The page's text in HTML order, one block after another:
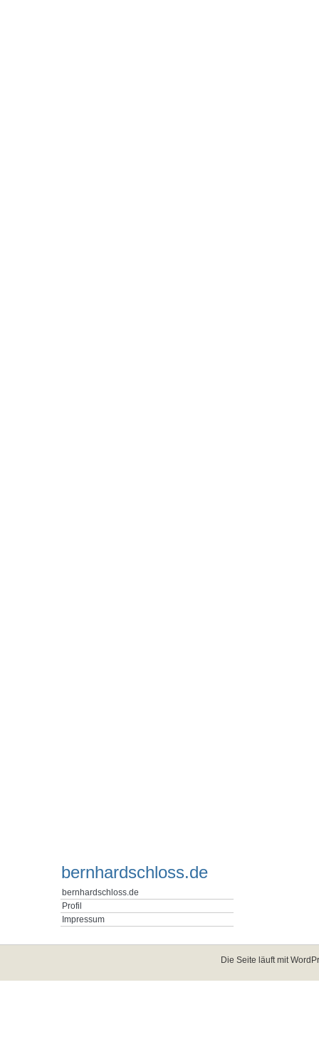
bernhardschloss.de
bernhardschloss.de
Profil
Impressum
Die Seite läuft mit